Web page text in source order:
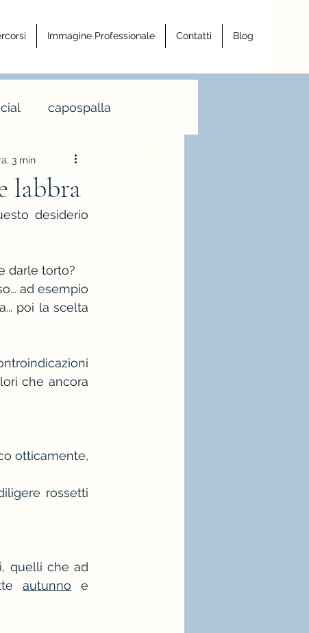
Immagine Professionale Contatti Blog
capospalla
armocromia
a righe
labbra
3 min
desiderio
darle torto?
ad esempio
poi la scelta
che ancora
otticamente,
rossetti
quelli che ad
autunno